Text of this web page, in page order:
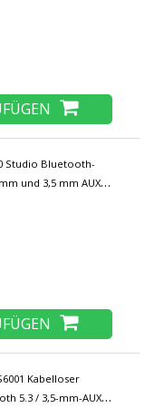
Studio Bluetooth-
und 3,5 mm AUX-
Mikrofon DJ-
Kabelloser
5.3 / 3,5-mm-AUX-